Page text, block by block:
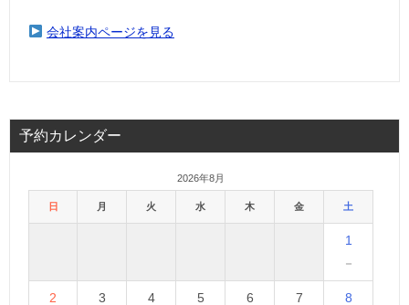
会社案内ページを見る
予約カレンダー
2026年8月
日 月 火 水 木 金 土
1
－
2
3
4
5
6
7
8